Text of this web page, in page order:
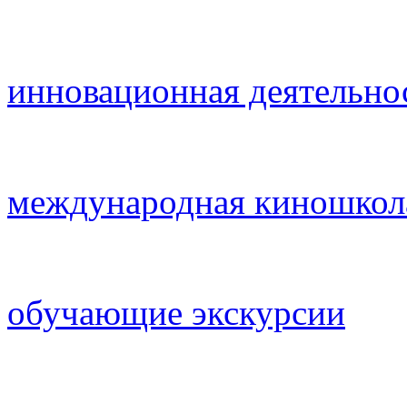
инновационная
международная
обучающие экскурсии